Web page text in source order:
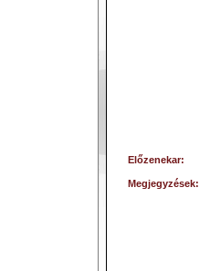
Előzenekar:
Megjegyzések: